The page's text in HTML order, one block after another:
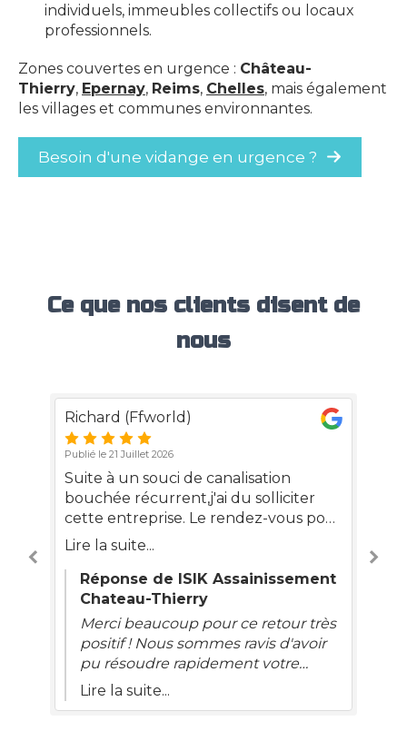
individuels, immeubles collectifs ou locaux
professionnels.
Zones couvertes en urgence : Château-
Thierry, Epernay, Reims, Chelles, mais également
les villages et communes environnantes.
Besoin d'une vidange en urgence ?
Ce que nos clients disent de
nous
Richard (Ffworld)
Publié le 21 Juillet 2026
Suite à un souci de canalisation
bouchée récurrent,j'ai du solliciter
cette entreprise. Le rendez-vous pour
l'intervention a été très rapide et
que prévu mais tout est parfaitement
réglé grâce à son professionnalisme.
De plus, son compte rendu avec
photos permets de bien comprendre
le travail effectué. Merci à lui.
Lire la suite...
Réponse de ISIK Assainissement
Chateau-Thierry
Merci beaucoup pour ce retour très
positif ! Nous sommes ravis d'avoir
pu résoudre rapidement votre
problème de canalisation, même
Lire la suite...